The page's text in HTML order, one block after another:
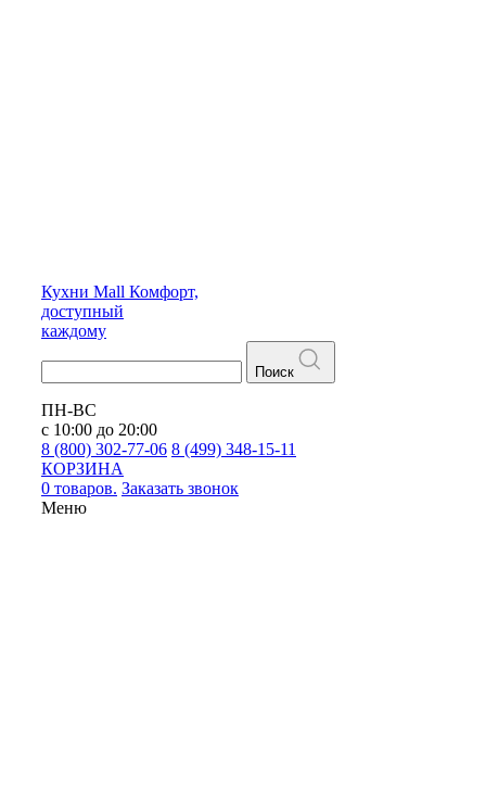
Кухни Mall Комфорт,
доступный
каждому
Поиск
ПН-ВС
с 10:00 до 20:00
8 (800) 302-77-06 8 (499) 348-15-11
КОРЗИНА
0 товаров. Заказать звонок
Меню